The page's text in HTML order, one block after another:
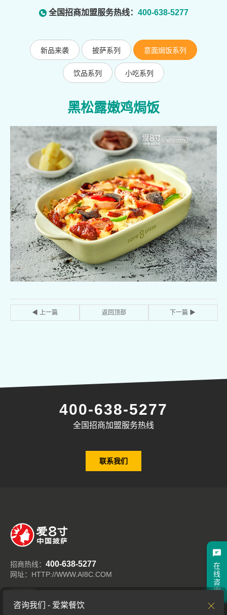
全国招商加盟服务热线： 400-638-5277
新品来袭 披萨系列 意面焗饭系列
饮品系列 小吃系列
黑松露嫩鸡焗饭
◀ 上一篇 返回顶部 下一篇 ▶
400-638-5277
全国招商加盟服务热线
联系我们
招商热线： 400-638-5277
网址：HTTP://WWW.AI8C.COM
在
线
咨
询
咨询我们 - 爱棠餐饮